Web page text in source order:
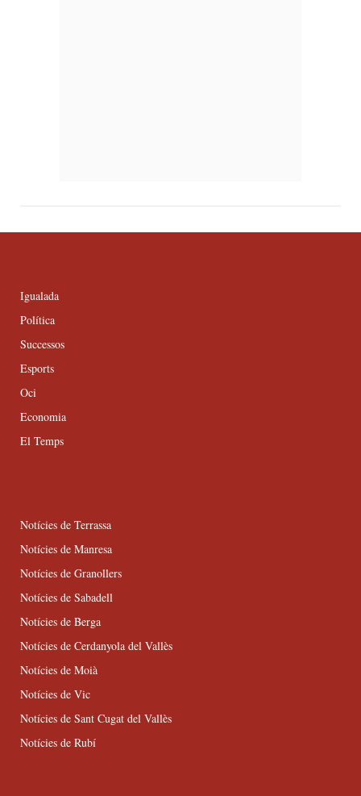
Igualada
Política
Successos
Esports
Oci
Economia
El Temps
Notícies de Terrassa
Notícies de Manresa
Notícies de Granollers
Notícies de Sabadell
Notícies de Berga
Notícies de Cerdanyola del Vallès
Notícies de Moià
Notícies de Vic
Notícies de Sant Cugat del Vallès
Notícies de Rubí